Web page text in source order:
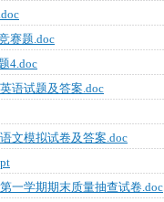
赛题.doc
4.doc
语试题及答案.doc
文模拟试卷及答案.doc
一学期期末质量抽查试卷.doc